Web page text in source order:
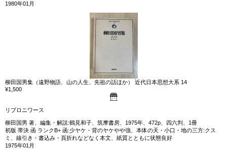
1980年01月
柳田国男集（遠野物語、山の人生、先祖の話ほか） 近代日本思想大系 14
¥1,500
リブロニワース
柳田国男 著、編集・解説:鶴見和子、筑摩書房、1975年、472p、四六判、1冊
初版 帯決 函 ランクB+ 函:少ヤケ・背のヤケやや強、本体の天・小口・地の三方:クス
ミ、線引き・書込み・頁折れなどなく本文、紙質とともに状態良好
1975年01月